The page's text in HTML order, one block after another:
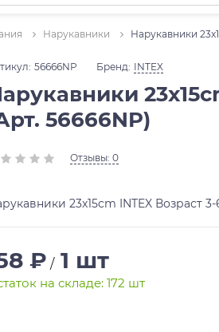
Нарукавники Нарукавники
56666NP Бренд: INTEX
56666NP)
Отзывы: 0
23x15cm INTEX Возраст
₽ / 1 шт
на складе: 172 шт